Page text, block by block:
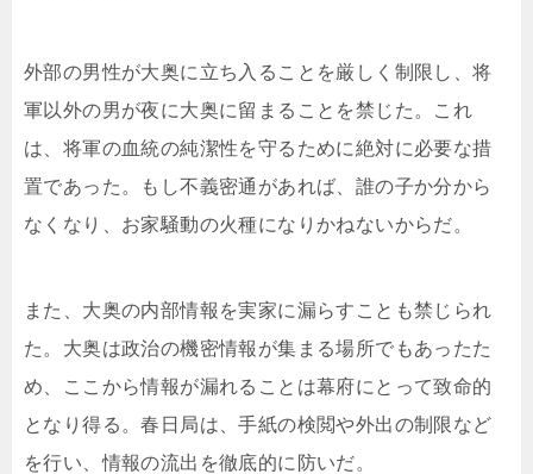
外部の男性が大奥に立ち入ることを厳しく制限し、将
軍以外の男が夜に大奥に留まることを禁じた。これ
は、将軍の血統の純潔性を守るために絶対に必要な措
置であった。もし不義密通があれば、誰の子か分から
なくなり、お家騒動の火種になりかねないからだ。
また、大奥の内部情報を実家に漏らすことも禁じられ
た。大奥は政治の機密情報が集まる場所でもあったた
め、ここから情報が漏れることは幕府にとって致命的
となり得る。春日局は、手紙の検閲や外出の制限など
を行い、情報の流出を徹底的に防いだ。